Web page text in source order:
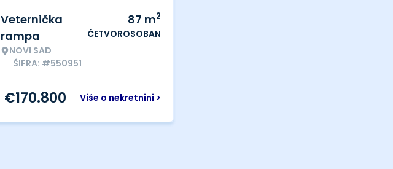
Veternička
rampa
NOVI SAD
ŠIFRA: #550951
87 m2
ČETVOROSOBAN
Više o nekretnini >
€170.800